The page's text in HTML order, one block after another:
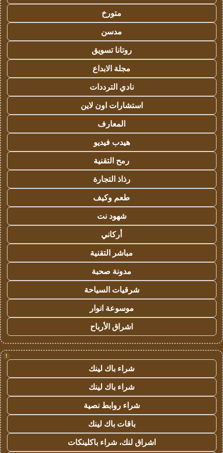
متورخ
مدسن
روتانا تسويق
مجلة الابداع
نادي الترددات
استشارات اون لاين
المعارف
هيدب فيديو
رمح التقنية
رذاذ التجارة
طعم وكيف
شهود نت
أركاني
مباشر التقنية
مدونة صحبة
شرقيات السياحة
موسوعة انوار
اشراق الأرباح
!
شراء باك لينك
شراء باك لينك
شراء روابط نصية
باقات باك لينك
اشراق لنك، شراء باكلينكات